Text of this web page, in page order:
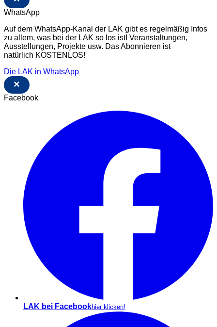
WhatsApp
Auf dem WhatsApp-Kanal der LAK gibt es regelmäßig Infos
zu allem, was bei der LAK so los ist! Veranstaltungen,
Ausstellungen, Projekte usw. Das Abonnieren ist
natürlich KOSTENLOS!
Die LAK in WhatsApp
×
Facebook
LAK bei Facebookhier klicken!